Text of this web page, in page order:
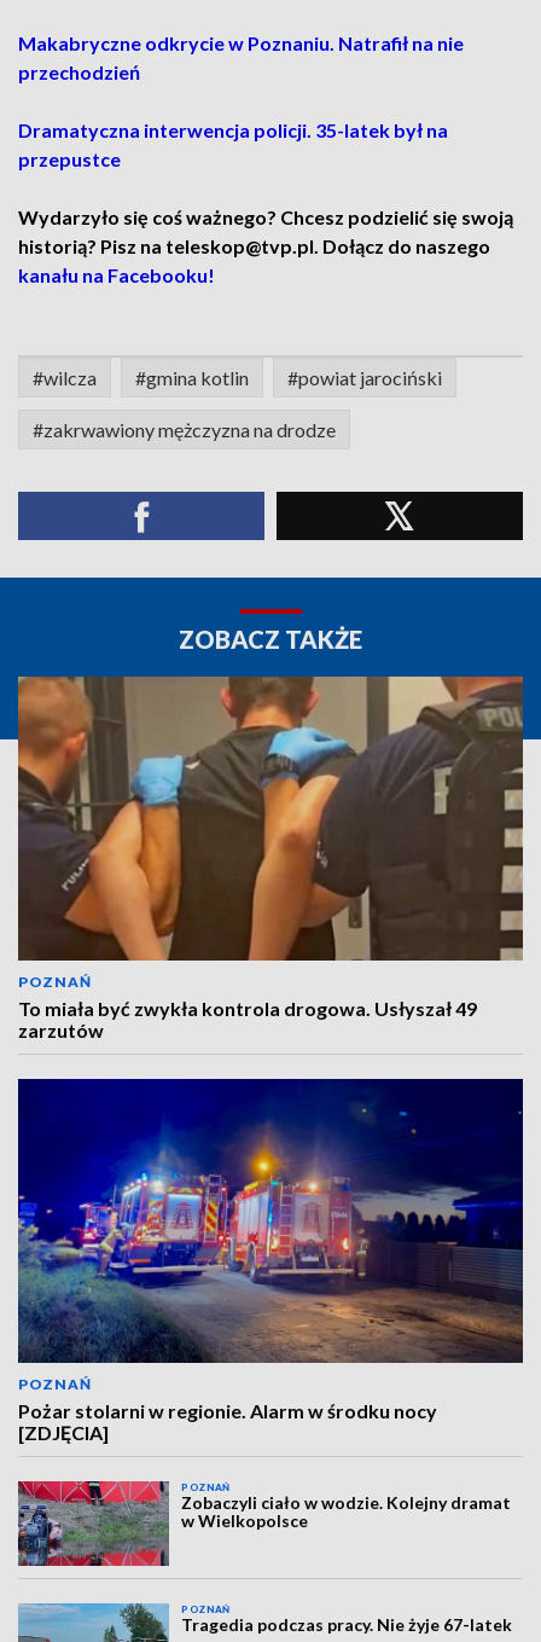
Makabryczne odkrycie w Poznaniu. Natrafił na nie
przechodzień
Dramatyczna interwencja policji. 35-latek był na
przepustce
Wydarzyło się coś ważnego? Chcesz podzielić się swoją
historią? Pisz na teleskop@tvp.pl. Dołącz do naszego
kanału na Facebooku!
#wilcza #gmina kotlin #powiat jarociński
#zakrwawiony mężczyzna na drodze
ZOBACZ TAKŻE
POZNAŃ
To miała być zwykła kontrola drogowa. Usłyszał 49
zarzutów
POZNAŃ
Pożar stolarni w regionie. Alarm w środku nocy
[ZDJĘCIA]
POZNAŃ
Zobaczyli ciało w wodzie. Kolejny dramat
w Wielkopolsce
POZNAŃ
Tragedia podczas pracy. Nie żyje 67-latek